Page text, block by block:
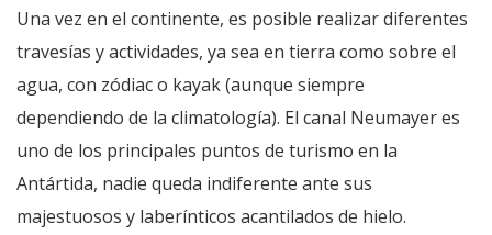
Una vez en el continente, es posible realizar diferentes
travesías y actividades, ya sea en tierra como sobre el
agua, con zódiac o kayak (aunque siempre
dependiendo de la climatología). El canal Neumayer es
uno de los principales puntos de turismo en la
Antártida, nadie queda indiferente ante sus
majestuosos y laberínticos acantilados de hielo.